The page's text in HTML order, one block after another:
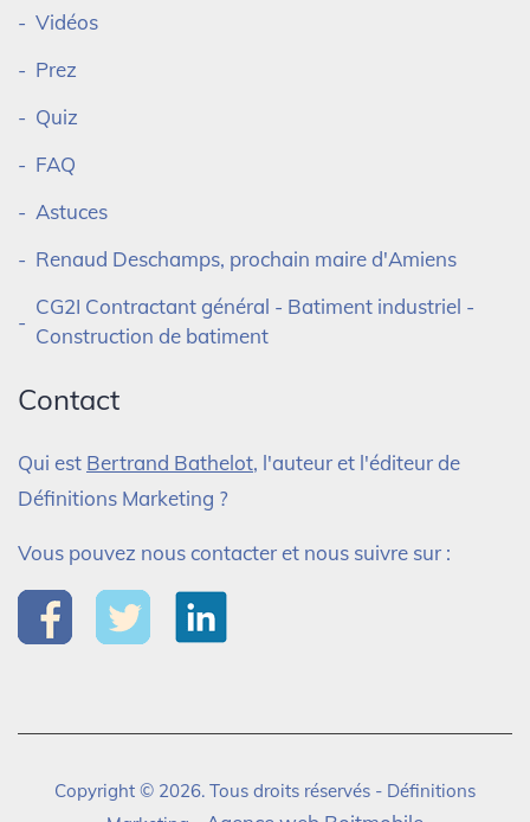
Vidéos
Prez
Quiz
FAQ
Astuces
Renaud Deschamps, prochain maire d'Amiens
CG2I Contractant général - Batiment industriel -
Construction de batiment
Contact
Qui est Bertrand Bathelot, l'auteur et l'éditeur de
Définitions Marketing ?
Vous pouvez nous contacter et nous suivre sur :
Copyright © 2026. Tous droits réservés - Définitions